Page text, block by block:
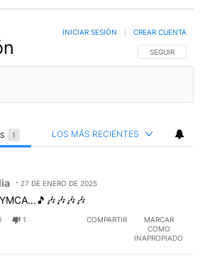
SIGA ESTA
SEGUIR
INICIAR SESIÓN CREAR CUENTA
1 LOS MÁS RECIENTES
27 DE ENERO DE 2025
1 COMPARTIR
MARCAR
COMO
INAPROPIADO